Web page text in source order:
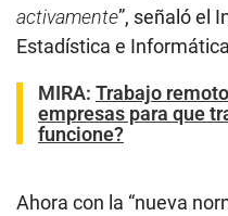
activamente”, señaló el
Estadística e
MIRA: Trabajo
empresas para que
funcione?
Ahora con la “nueva